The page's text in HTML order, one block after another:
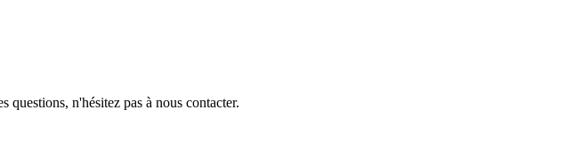
questions, n'hésitez pas à nous contacter.